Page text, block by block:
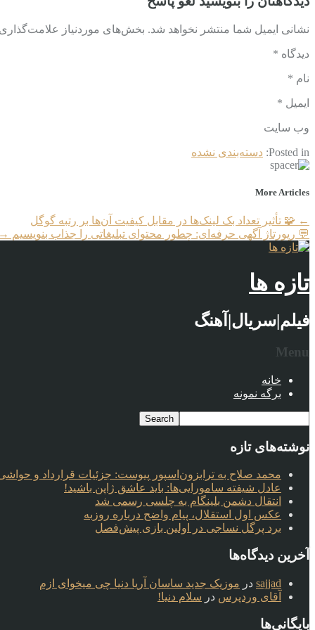
نشانی ایمیل شما منتشر نخواهد شد. بخش‌های موردنیاز
دیدگاه *
نام *
ایمیل *
وب‌ سایت
Posted in: دسته‌بندی نشده
More Articles
← 🧩 تأثیر تعداد بک لینک‌ها در مقابل کیفیت آن‌ها بر رتبه گوگل
💬 رپورتاژ آگهی حرفه‌ای: چطور محتوای تبلیغاتی را جذاب بنویسیم →
تازه ها
فیلم|سریال|آهنگ
Menu
خانه
برگه نمونه
نوشته‌های تازه
محمد صلاح به ترابزون‌اسپور پیوست: جزئیات قرارداد و حواشی
عادل شیفته سامورایی‌ها: باید عاشق ژاپن باشید!
انتقال دشمن بلینگام به چلسی رسمی شد
عکس اول استقلال، پیام واضح درباره روزبه
برد پرگل نساجی در اولین بازی پیش‌فصل
آخرین دیدگاه‌ها
sajjad در موزیک جدید ساسان آریا دنیا چی میخوای ازم
آقای وردپرس در سلام دنیا!
بایگانی‌ها